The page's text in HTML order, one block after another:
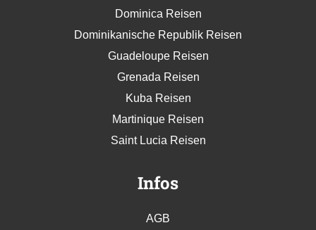
Dominica Reisen
Dominikanische Republik Reisen
Guadeloupe Reisen
Grenada Reisen
Kuba Reisen
Martinique Reisen
Saint Lucia Reisen
Infos
AGB